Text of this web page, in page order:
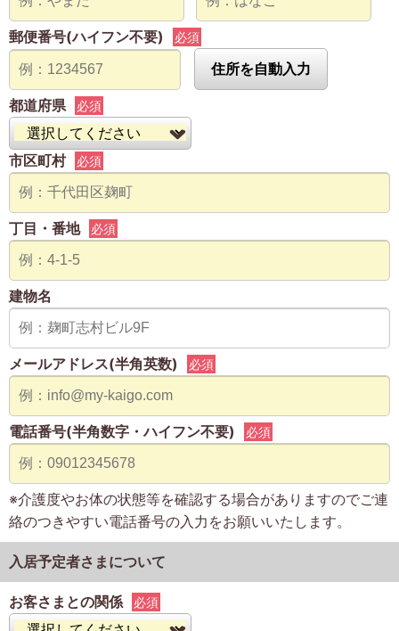
郵便番号(ハイフン不要) 必須
住所を自動入力
都道府県 必須
市区町村 必須
丁目・番地 必須
建物名
メールアドレス(半角英数) 必須
電話番号(半角数字・ハイフン不要) 必須
※介護度やお体の状態等を確認する場合がありますのでご連
絡のつきやすい電話番号の入力をお願いいたします。
入居予定者さまについて
お客さまとの関係 必須